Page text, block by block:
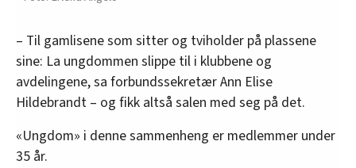
– Til gamlisene som sitter og tviholder på plassene
sine: La ungdommen slippe til i klubbene og
avdelingene, sa forbundssekretær Ann Elise
Hildebrandt – og fikk altså salen med seg på det.
«Ungdom» i denne sammenheng er medlemmer under
35 år.